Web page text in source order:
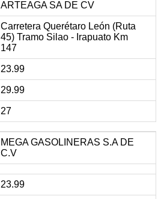
ARTEAGA SA DE CV
Carretera Querétaro León (Ruta
45) Tramo Silao - Irapuato Km
147
23.99
29.99
27
MEGA GASOLINERAS S.A DE
C.V
23.99